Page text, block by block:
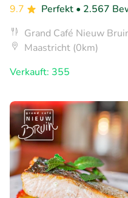
9.7
Perfekt • 2.567
Grand Café Nieuw
Maastricht (0km)
Verkauft: 355